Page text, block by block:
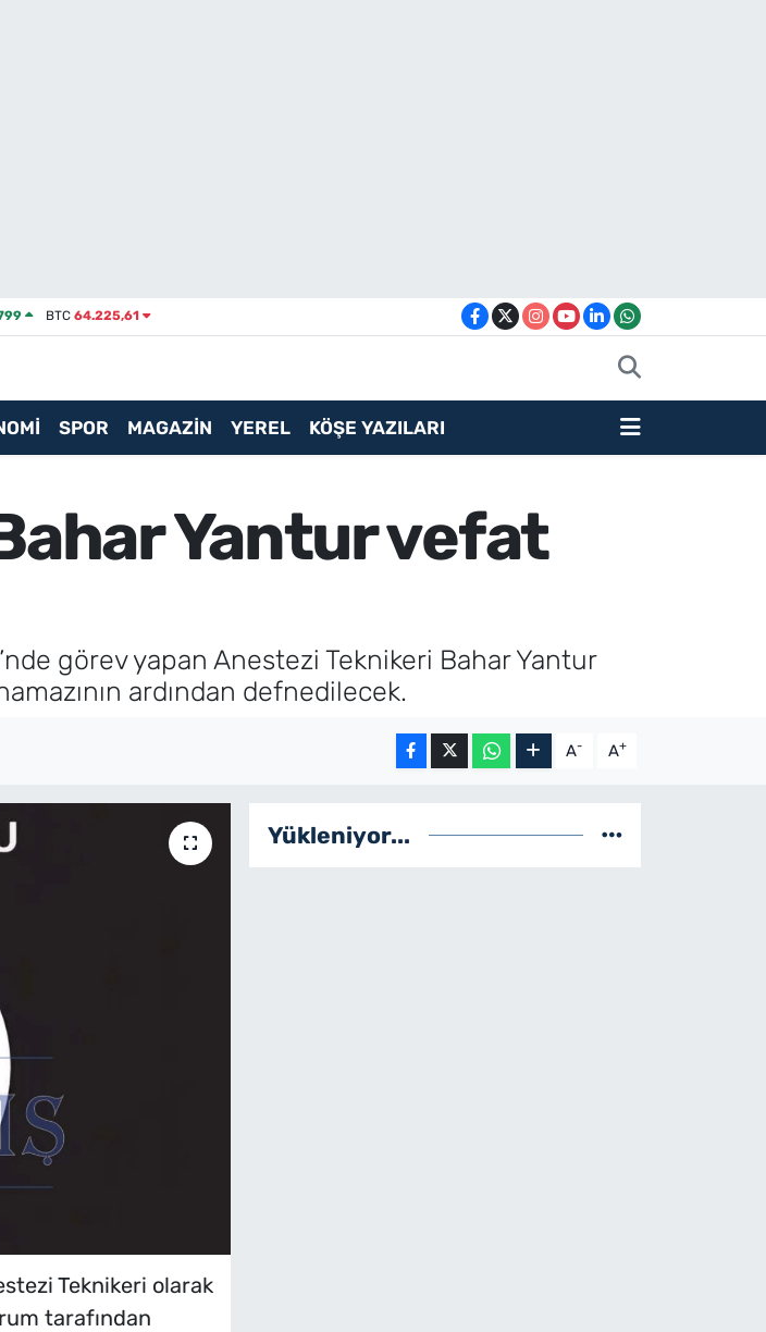
BTC 64.225,61
SPOR MAGAZİN YEREL KÖŞE YAZILARI
Yantur vefat
görev yapan Anestezi Teknikeri Bahar Yantur
ardından defnedilecek.
A- A+
Teknikeri olarak
tarafından
Yükleniyor...